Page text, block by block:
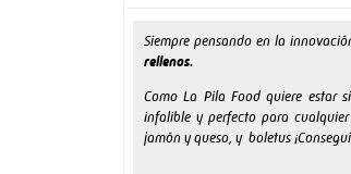
Siempre pensando en la
rellenos.
Como La Pila Food quiere estar
infalible y perfecto para
jamón y queso, y boletus